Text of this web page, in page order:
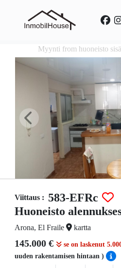
Myynti from huoneisto
Viittaus : 583-EFRc
Huoneisto
Arona, El Fraile kartta
145.000 € se on laskenut
uuden rakentamisen hintaan )